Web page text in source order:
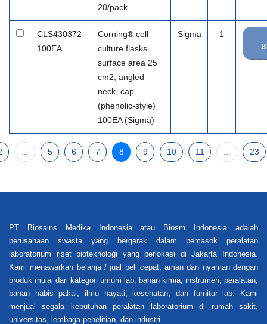
20/pack
CLS430372-
100EA
Corning® cell
culture flasks
surface area 25
cm2, angled
neck, cap
(phenolic-style)
100EA (Sigma)
Sigma 1
... 5 6 7 8 9 10 11 ... 23
PT Biosains Medika Indonesia atau Biosm Indonesia adalah
perusahaan swasta yang bergerak dalam pemasok peralatan
laboratorium riset bioteknologi yang berlokasi di Jakarta Indonesia.
Kami menawarkan belanja / jual beli cepat, aman dan nyaman dengan
produk mulai dari kategori umum lab, bahan kimia, instrumen, peralatan,
bahan habis pakai, ilmu hayati, kesehatan, dan furnitur lab. Kami
menjual segala kebutuhan peralatan laboratorium di rumah sakit,
universitas, lembaga penelitian, dan industri.